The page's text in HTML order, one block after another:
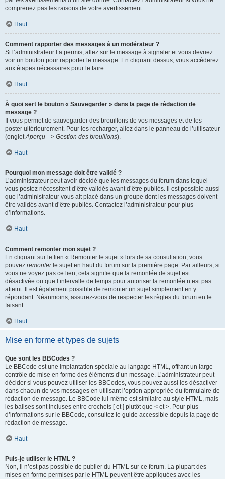
comprenez pas les raisons de votre avertissement.
Haut
Comment rapporter des messages à un modérateur ?
Si l’administrateur l’a permis, allez sur le message à signaler et vous devriez
voir un bouton pour rapporter le message. En cliquant dessus, vous accéderez
aux étapes nécessaires pour le faire.
Haut
À quoi sert le bouton « Sauvegarder » dans la page de rédaction de
message ?
Il vous permet de sauvegarder des brouillons de vos messages et de les
poster ultérieurement. Pour les recharger, allez dans le panneau de l’utilisateur
(ongletAperçu --> Gestion des brouillons).
Haut
Pourquoi mon message doit être validé ?
L’administrateur peut avoir décidé que les messages du forum dans lequel
vous postez nécessitent d’être validés avant d’être publiés. Il est possible aussi
que l’administrateur vous ait placé dans un groupe dont les messages doivent
être validés avant d’être publiés. Contactez l’administrateur pour plus
d’informations.
Haut
Comment remonter mon sujet ?
En cliquant sur le lien « Remonter le sujet » lors de sa consultation, vous
pouvez remonterle sujet en haut du forum sur la première page. Par ailleurs, si
vous ne voyez pas ce lien, cela signifie que la remontée de sujet est
désactivée ou que l’intervalle de temps pour autoriser la remontée n’est pas
atteint. Il est également possible de remonter un sujet simplement en y
répondant. Néanmoins, assurez-vous de respecter les règles du forum en le
faisant.
Haut
Mise en forme et types de sujets
Que sont les BBCodes ?
Le BBCode est une implantation spéciale au langage HTML, offrant un large
contrôle de mise en forme des éléments d’un message. L’administrateur peut
décider si vous pouvez utiliser les BBCodes, vous pouvez aussi les désactiver
dans chacun de vos messages en utilisant l’option appropriée du formulaire de
rédaction de message. Le BBCode lui-même est similaire au style HTML, mais
les balises sont incluses entre crochets [ et ] plutôt que < et >. Pour plus
d’informations sur le BBCode, consultez le guide accessible depuis la page de
rédaction de message.
Haut
Puis-je utiliser le HTML ?
Non, il n’est pas possible de publier du HTML sur ce forum. La plupart des
mises en forme permises par le HTML peuvent être appliquées avec les